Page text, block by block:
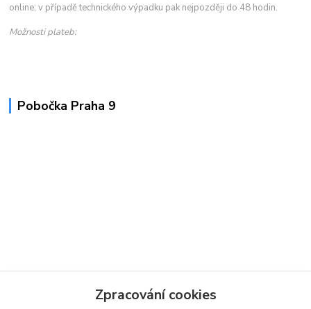
online; v případě technického výpadku pak nejpozději do 48 hodin.
Možnosti plateb:
Pobočka Praha 9
Zpracování cookies